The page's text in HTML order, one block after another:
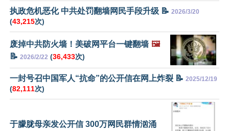
执政危机恶化 中共处罚翻墙网民手段升级 📝 2026/3/20
(43,215次)
废掉中共防火墙！美破网平台一键翻墙 🖼️
📝 2026/2/22 (36,433次)
一封号召中国军人“抗命”的公开信在网上炸裂 📝 2025/12/19
(82,111次)
于朦胧母亲发公开信 300万网民群情汹涌